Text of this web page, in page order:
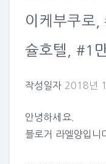
이케부쿠로
슐호텔, #1
작성일자 2018년
안녕하세요.
블로거 라엘양입